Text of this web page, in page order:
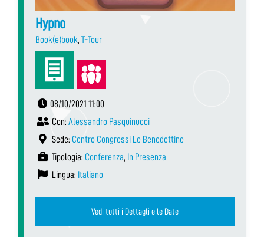
Hypno
Book(e)book, T-Tour
08/10/2021 11:00
Con: Alessandro Pasquinucci
Sede: Centro Congressi Le Benedettine
Tipologia: Conferenza, In Presenza
Lingua: Italiano
Vedi tutti i Dettagli e le Date